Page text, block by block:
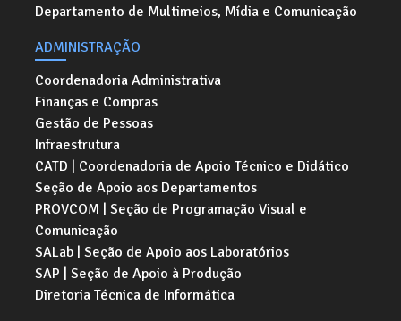
Departamento de Multimeios, Mídia e Comunicação
ADMINISTRAÇÃO
Coordenadoria Administrativa
Finanças e Compras
Gestão de Pessoas
Infraestrutura
CATD | Coordenadoria de Apoio Técnico e Didático
Seção de Apoio aos Departamentos
PROVCOM | Seção de Programação Visual e
Comunicação
SALab | Seção de Apoio aos Laboratórios
SAP | Seção de Apoio à Produção
Diretoria Técnica de Informática